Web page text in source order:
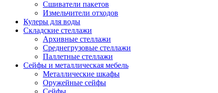
Сшиватели пакетов
Измельчители отходов
Кулеры для воды
Складские стеллажи
Архивные стеллажи
Среднегрузовые стеллажи
Паллетные стеллажи
Сейфы и металлическая мебель
Металлические шкафы
Оружейные сейфы
Сейфы